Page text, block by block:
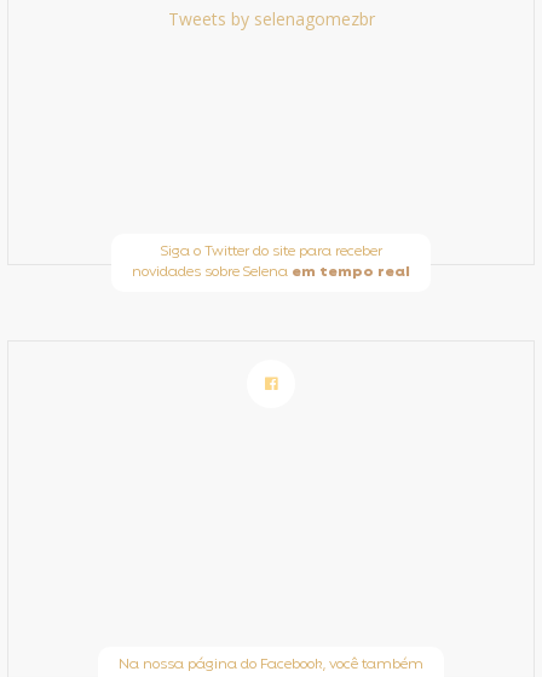
Tweets by selenagomezbr
Siga o Twitter do site para receber
novidades sobre Selena em tempo real
Na nossa página do Facebook, você também